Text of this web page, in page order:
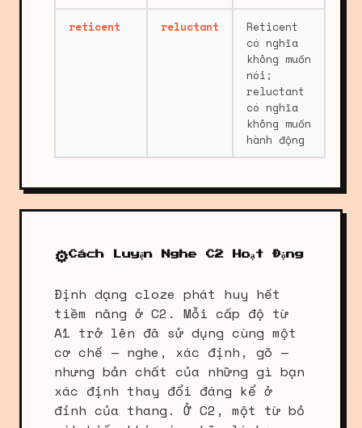
reticent reluctant
Reticent
có nghĩa
không muốn
nói;
reluctant
có nghĩa
không muốn
hành động
⚙️Cách Luyện Nghe C2 Hoạt Động
Định dạng cloze phát huy hết
tiềm năng ở C2. Mỗi cấp độ từ
A1 trở lên đã sử dụng cùng một
cơ chế — nghe, xác định, gõ —
nhưng bản chất của những gì bạn
xác định thay đổi đáng kể ở
đỉnh của thang. Ở C2, một từ bỏ